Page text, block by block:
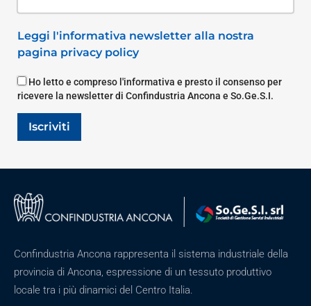
Leggi l'informativa newsletter alla nostra
pagina privacy policy
Ho letto e compreso l'informativa e presto il consenso per
ricevere la newsletter di Confindustria Ancona e So.Ge.S.I.
Iscriviti
Confindustria Ancona rappresenta il sistema industriale della
provincia di Ancona, espressione di un tessuto produttivo
locale tra i più dinamici del Centro Italia.